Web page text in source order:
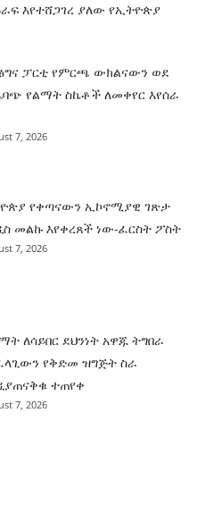
እየተሸጋገረ ያለው የኢትዮጵያ
ፓርቲ የምርጫ ውክልናውን ወደ
የልማት ስኬቶች ለመቀየር እየሰራ
7, 2026
የቀጣናውን ኢኮኖሚያዊ ገጽታ
መልኩ እየቀረጸች ነው-ፈርስት ፖስት
7, 2026
ለሳይበር ደህንነት አዋጁ ትግበራ
የቅድመ ዝግጅት ስራ
ተጠየቀ
7, 2026